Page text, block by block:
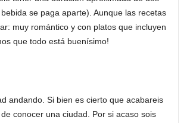
se paga aparte). Aunque las recetas
muy romántico y con platos que incluyen
que todo está buenísimo!
andando. Si bien es cierto que acabareis
conocer una ciudad. Por si acaso sois